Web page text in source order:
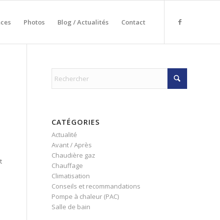
Photos Blog / Actualités Contact
CATÉGORIES
Actualité
Avant / Après
Chaudière gaz
Chauffage
Climatisation
Conseils et recommandations
Pompe à chaleur (PAC)
Salle de bain